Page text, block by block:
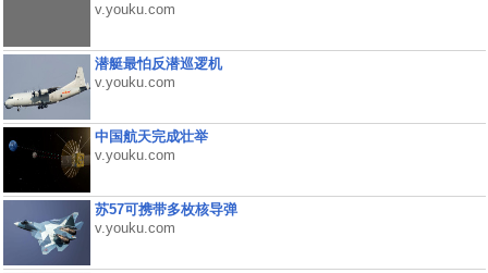
v.youku.com
潜艇最怕反潜巡逻机
v.youku.com
中国航天完成壮举
v.youku.com
苏57可携带多枚核导弹
v.youku.com